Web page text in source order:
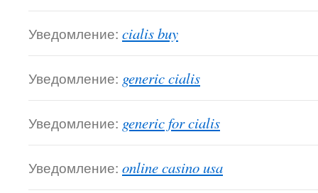
Уведомление: cialis buy
Уведомление: generic cialis
Уведомление: generic for cialis
Уведомление: online casino usa